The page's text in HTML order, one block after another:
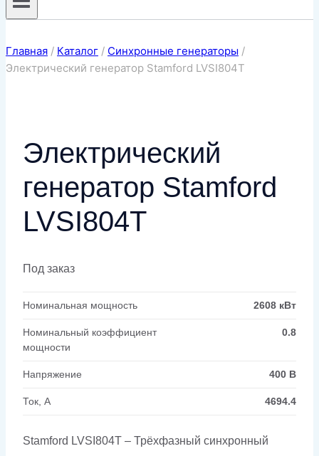
Главная / Каталог / Синхронные генераторы /
Электрический генератор Stamford LVSI804T
Электрический
генератор Stamford
LVSI804T
Под заказ
Номинальная мощность 2608 кВт
Номинальный коэффициент
мощности
0.8
Напряжение 400 В
Ток, А 4694.4
Stamford LVSI804T – Трёхфазный синхронный